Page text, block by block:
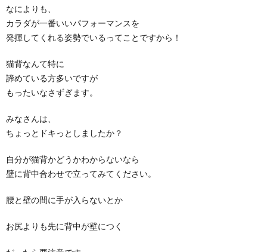
なによりも、
カラダが一番いいパフォーマンスを
発揮してくれる姿勢でいるってことですから！
猫背なんて特に
諦めている方多いですが
もったいなさずぎます。
みなさんは、
ちょっとドキっとしましたか？
自分が猫背かどうかわからないなら
壁に背中合わせで立ってみてください。
腰と壁の間に手が入らないとか
お尻よりも先に背中が壁につく